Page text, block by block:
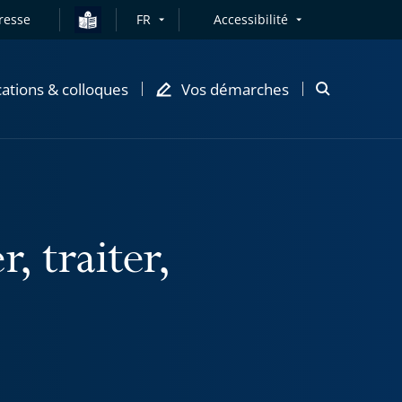
FR Accessibilité
& colloques Vos démarches
Ouvrir
traiter,